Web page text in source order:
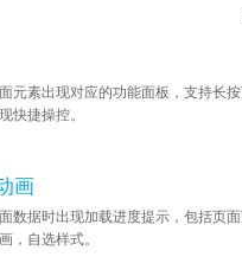
元素出现对应的功能面板，支持长
快捷操控。
画
数据时出现加载进度提示，包括页
，自选样式。